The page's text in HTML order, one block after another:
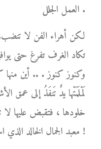
العمل الجلل .
لكن أهراء الفن لا
تكاد الغرف تفرغ حتى
وكنوز كنوز . .. أين منها
لَمْلَمَتْها يدٌ تَنفَذُ إلى عمق
خلودها ، فتقبض عليها لا
معبد الجمال الخالد الذي استحقته عن جدارة !